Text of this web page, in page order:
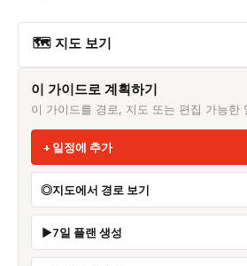
🗺 지도 보기
이 가이드로 계획하기
이 가이드를 경로, 지도 또는 편집 가능한
일정에 추가
지도에서 경로 보기
7일 플랜 생성